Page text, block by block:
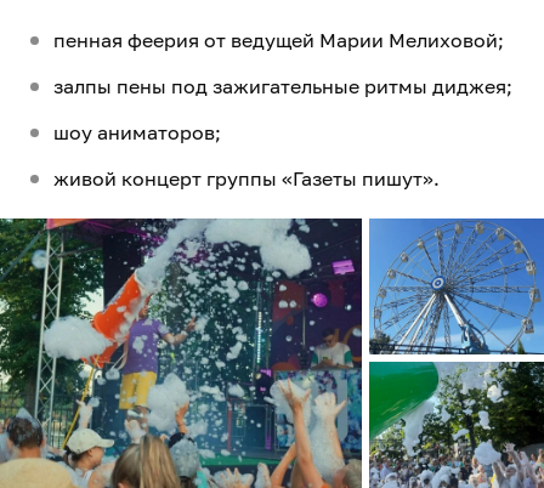
пенная феерия от ведущей Марии Мелиховой;
залпы пены под зажигательные ритмы диджея;
шоу аниматоров;
живой концерт группы «Газеты пишут».